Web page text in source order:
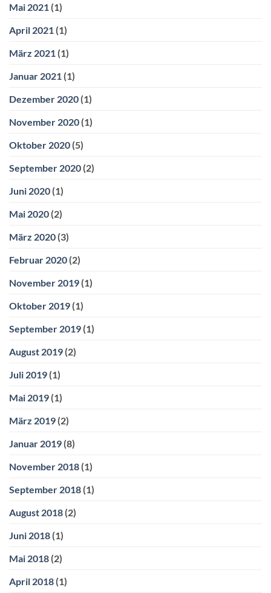
Mai 2021 (1)
April 2021 (1)
März 2021 (1)
Januar 2021 (1)
Dezember 2020 (1)
November 2020 (1)
Oktober 2020 (5)
September 2020 (2)
Juni 2020 (1)
Mai 2020 (2)
März 2020 (3)
Februar 2020 (2)
November 2019 (1)
Oktober 2019 (1)
September 2019 (1)
August 2019 (2)
Juli 2019 (1)
Mai 2019 (1)
März 2019 (2)
Januar 2019 (8)
November 2018 (1)
September 2018 (1)
August 2018 (2)
Juni 2018 (1)
Mai 2018 (2)
April 2018 (1)